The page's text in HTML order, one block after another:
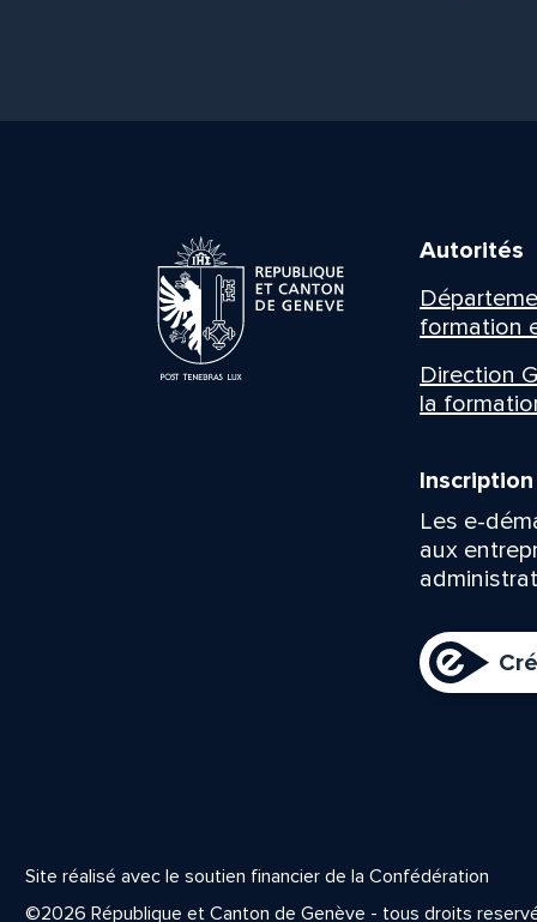
Autorités
formation
Direction
la
Les e-
aux
Site réalisé avec le soutien financier de la Confédération
©2026 République et Canton de Genève - tous droits